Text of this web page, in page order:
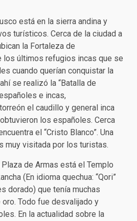
está en la sierra andina y
turísticos. Cerca de la ciudad a
la Fortaleza de
los últimos refugios incas que se
cuando querían conquistar la
se realizó la “Batalla de
e incas,
el caudillo y general inca
los españoles. Cerca
el “Cristo Blanco”. Una
muy visitada por los turistas.
de Armas está el Templo
(En idioma quechua: “Qori”
dorado) que tenía muchas
Todo fue desvalijado y
En la actualidad sobre la